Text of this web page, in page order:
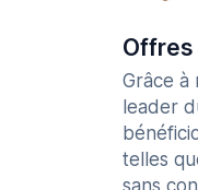
Grâce à
leader
telles
sans